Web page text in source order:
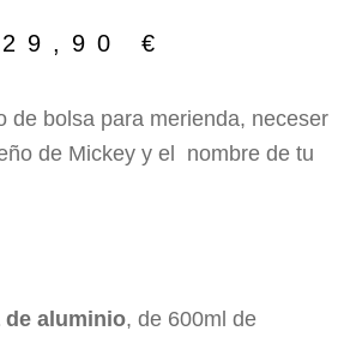
29,90 €
de bolsa para merienda, neceser
de Mickey y el nombre de tu
de aluminio, de 600ml de